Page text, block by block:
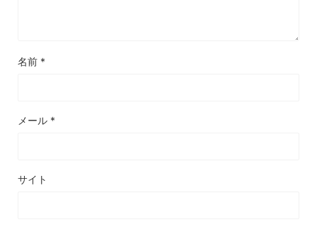
名前 *
メール *
サイト